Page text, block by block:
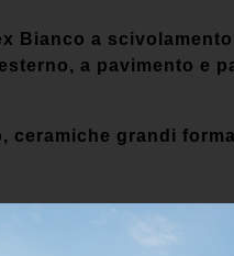
Bianco a
a pavimento e
ceramiche grandi
pavimento e parete.